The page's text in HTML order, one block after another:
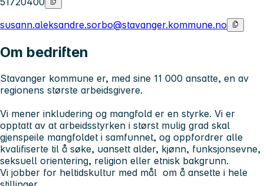
susann.aleksandre.sorbo@stavanger.kommune.no
Om bedriften
Stavanger kommune er, med sine 11 000 ansatte, en av
regionens største arbeidsgivere.
Vi mener inkludering og mangfold er en styrke. Vi er
opptatt av at arbeidsstyrken i størst mulig grad skal
gjenspeile mangfoldet i samfunnet, og oppfordrer alle
kvalifiserte til å søke, uansett alder, kjønn, funksjonsevne,
seksuell orientering, religion eller etnisk bakgrunn.
Vi jobber for heltidskultur med mål om å ansette i hele